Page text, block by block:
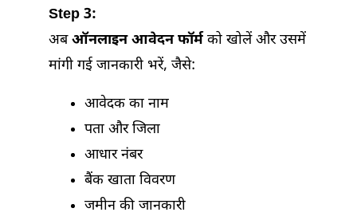
Step 3:
अबऑनलाइन आवेदन फॉर्म को खोलें और उसमें
मांगी गई जानकारी भरें, जैसे:
आवेदक का नाम
पता और जिला
आधार नंबर
बैंक खाता विवरण
जमीन की जानकारी